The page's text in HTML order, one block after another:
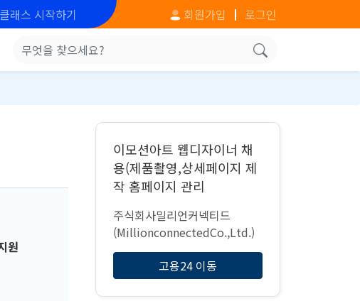
클래스 시작하기 회원가입 로그인
원
이모션아트 웹디자이너 채
용(제품촬영,상세페이지 제
작 홈페이지 관리
주식회사밀리언커넥티드
(MillionconnectedCo.,Ltd.)
고용24 이동